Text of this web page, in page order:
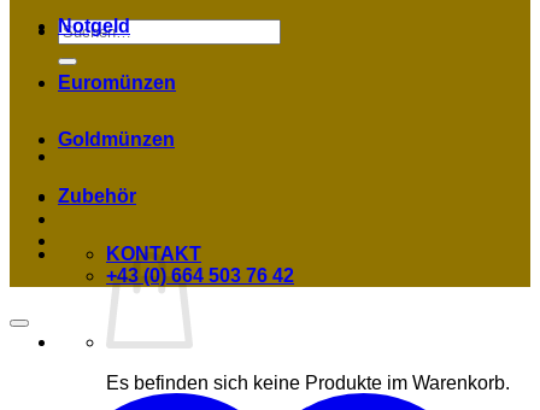
Suchen
nach:
Es befinden sich keine Produkte im Warenkorb.
Notgeld
Euromünzen
Goldmünzen
Zubehör
KONTAKT
+43 (0) 664 503 76 42